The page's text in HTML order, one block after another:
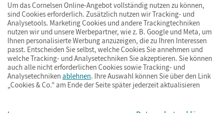
ImpressumAGBDatenschutzBarrierefreiheitCookies & Co.
Um das Cornelsen Online-Angebot vollständig nutzen zu können,
sind Cookies erforderlich. Zusätzlich nutzen wir Tracking- und
Analysetools. Marketing Cookies und andere Trackingtechniken
nutzen wir und unsere Werbepartner, wie z. B. Google und Meta, um
Ihnen personalisierte Werbung anzuzeigen, die zu Ihren Interessen
passt. Entscheiden Sie selbst, welche Cookies Sie annehmen und
welche Tracking- und Analysetechniken Sie akzeptieren. Sie können
auch alle nicht erforderlichen Cookies sowie Tracking- und
Analysetechniken ablehnen. Ihre Auswahl können Sie über den Link
„Cookies & Co.“ am Ende der Seite später jederzeit aktualisieren